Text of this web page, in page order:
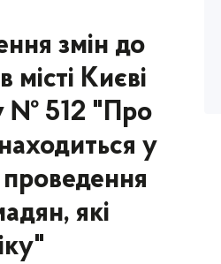
змін до
Києві
№ 512 "Про
у
проведення
які